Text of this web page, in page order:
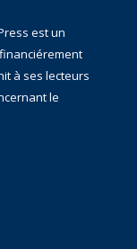
est un
à ses lecteurs
le